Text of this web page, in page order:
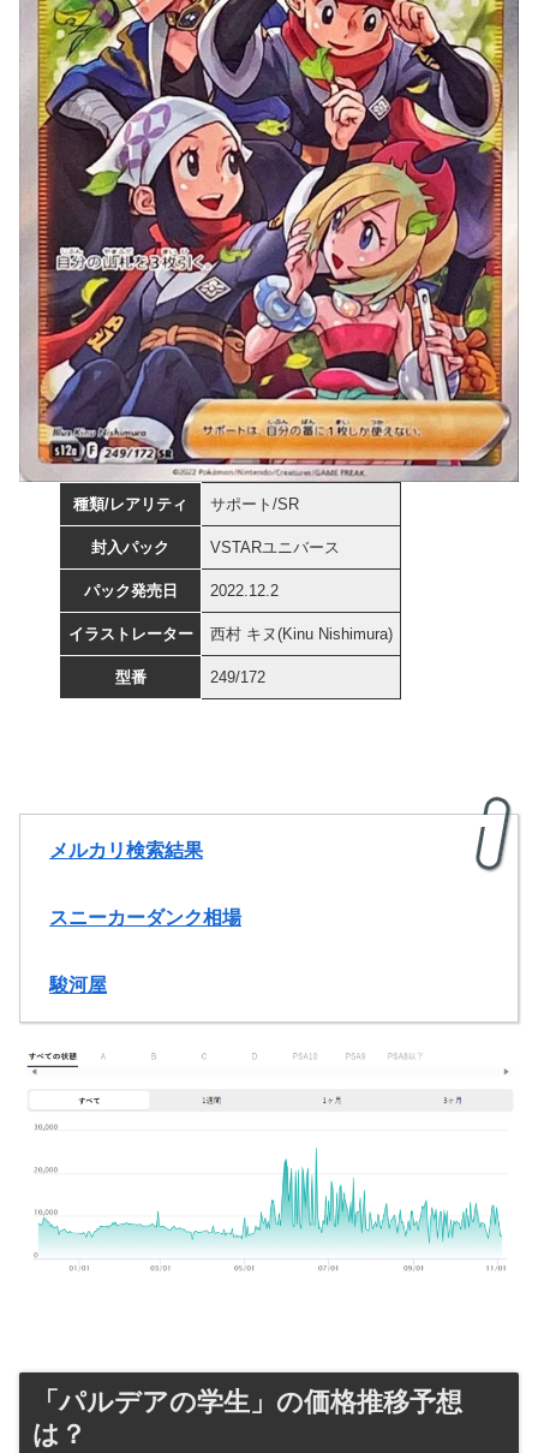
種類/レアリティ サポート/SR
封入パック VSTARユニバース
パック発売日 2022.12.2
イラストレーター 西村 キヌ(Kinu Nishimura)
型番 249/172
メルカリ検索結果
スニーカーダンク相場
駿河屋
「パルデアの学生」の価格推移予想
は？